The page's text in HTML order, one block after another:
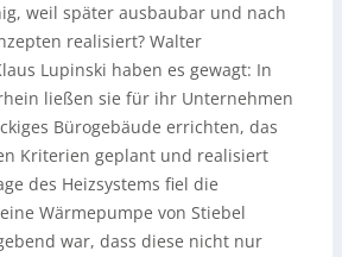
weil später ausbaubar und nach
realisiert? Walter
Lupinski haben es gewagt: In
ließen sie für ihr Unternehmen
Bürogebäude errichten, das
Kriterien geplant und realisiert
des Heizsystems fiel die
Wärmepumpe von Stiebel
war, dass diese nicht nur